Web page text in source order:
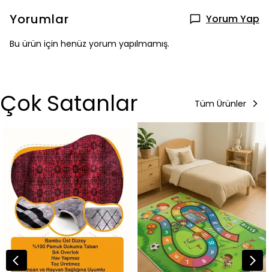
Yorumlar Yorum Yap
Bu ürün için henüz yorum yapılmamış.
Çok Satanlar Tüm Ürünler